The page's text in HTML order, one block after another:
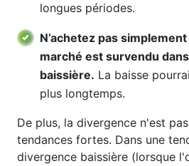
longues périodes.
N’achetez pas
marché est survendu
baissière. La baisse
plus longtemps.
De plus, la divergence n'est
tendances fortes. Dans une
divergence baissière (lorsque